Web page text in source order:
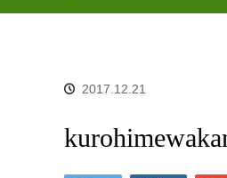
2017.12.21